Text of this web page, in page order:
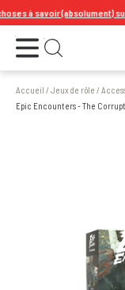
à savoir (absolument) sur
Ouvrir le menu Ouvrir la recherche
Accueil /Jeux de rôle /
Epic Encounters - The